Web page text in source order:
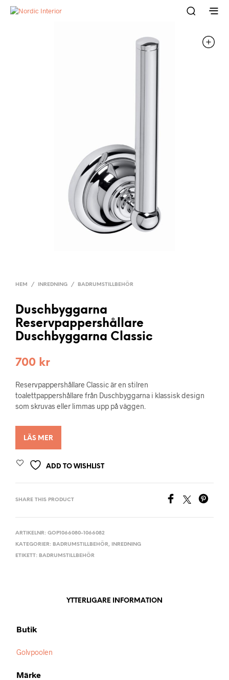
HEM / INREDNING / BADRUMSTILLBEHÖR
Duschbyggarna
Reservpappershållare
Duschbyggarna Classic
700 kr
Reservpappershållare Classic är en stilren
toalettpappershållare från Duschbyggarna i klassisk design
som skruvas eller limmas upp på väggen.
LÄS MER
ADD TO WISHLIST
SHARE THIS PRODUCT
ARTIKELNR: GOP1066080-1066082
KATEGORIER: BADRUMSTILLBEHÖR,
INREDNING
ETIKETT: BADRUMSTILLBEHÖR
YTTERLIGARE INFORMATION
Butik
Golvpoolen
Märke